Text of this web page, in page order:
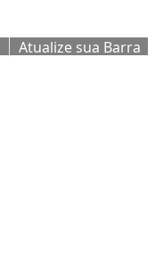
Atualize sua Barra